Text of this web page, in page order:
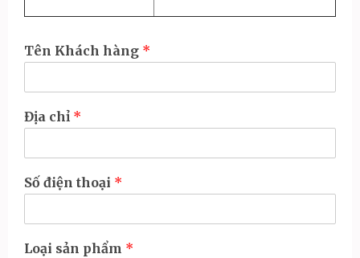
Tên Khách hàng *
Địa chỉ *
Số điện thoại *
Loại sản phẩm *